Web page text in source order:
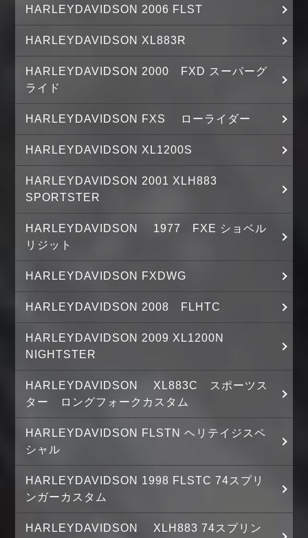
HARLEYDAVIDSON 2006 FLST
HARLEYDAVIDSON XL883R
HARLEYDAVIDSON 2000 FXD スーパーグ
ライド
HARLEYDAVIDSON FXS ローライダー
HARLEYDAVIDSON XL1200S
HARLEYDAVIDSON 2001 XLH883
SPORTSTER
HARLEYDAVIDSON 1977 FXE ショベル
リジット
HARLEYDAVIDSON FXDWG
HARLEYDAVIDSON 2008 FLHTC
HARLEYDAVIDSON 2009 XL1200N
NIGHTSTER
HARLEYDAVIDSON XL883C スポーツス
ター ロングフォークカスタム
HARLEYDAVIDSON FLSTN ヘリテイジスペ
シャル
HARLEYDAVIDSON 1998 FLSTC 74スプリ
ンガーカスタム
HARLEYDAVIDSON XLH883 74スプリン